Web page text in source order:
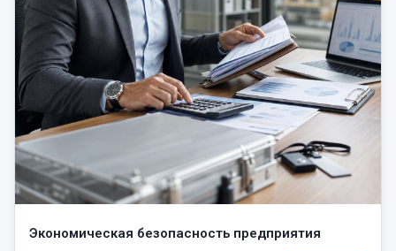
Экономическая безопасность предприятия